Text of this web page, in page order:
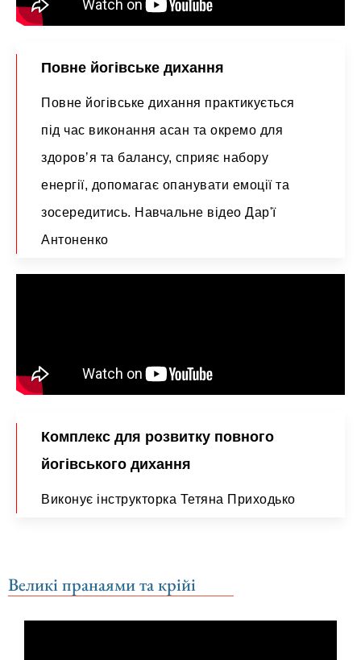
Повне йогівське дихання
Повне йогівське дихання практикується
під час виконання асан та окремо для
здоровʼя та балансу, сприяє набору
енергії, допомагає опанувати емоції та
зосередитись. Навчальне відео Дар'ї
Антоненко
Комплекс для розвитку повного
йогівського дихання
Виконує інструкторка Тетяна Приходько
Великі пранаями та крійі